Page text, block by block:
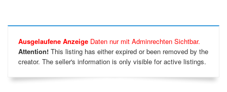
Ausgelaufene Anzeige Daten nur mit Adminrechten Sichtbar.
Attention! This listing has either expired or been removed by the
creator. The seller's information is only visible for active listings.